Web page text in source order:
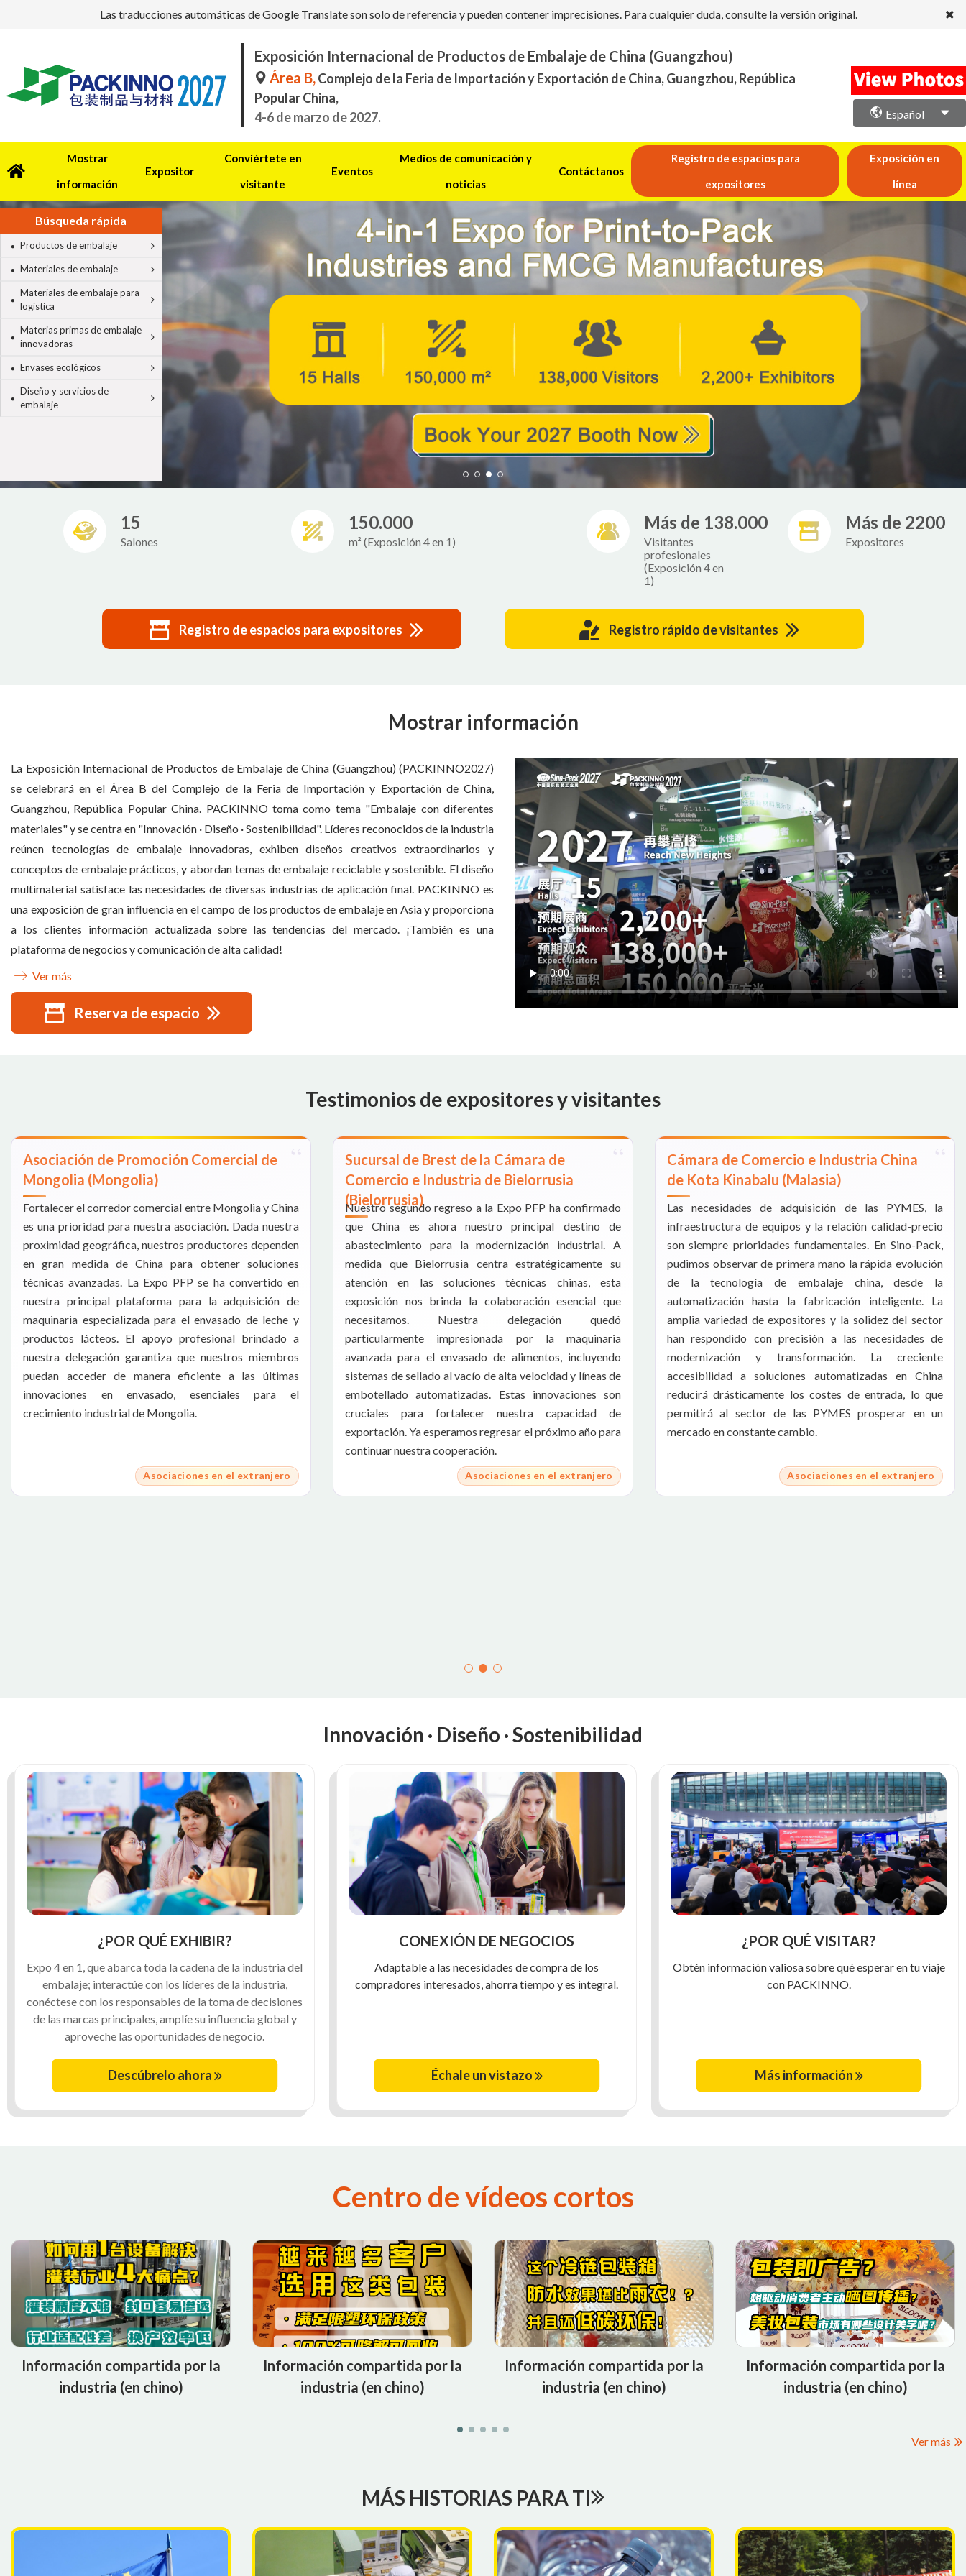
Las traducciones automáticas de Google Translate son solo de referencia y pueden contener imprecisiones. Para cualquier duda, consulte la versión original.
Exposición Internacional de Productos de Embalaje de China (Guangzhou)
Área B,Complejo de la Feria de Importación y Exportación de China, Guangzhou, República
Popular China,
4-6 de marzo de 2027.
Español
Mostrar
información
Expositor
Conviértete en
visitante
Eventos
Medios de comunicación y
noticias
Contáctanos
Registro de espacios para
expositores
Exposición en
línea
Búsqueda rápida
Productos de embalaje
Materiales de embalaje
Materiales de embalaje para
logística
Materias primas de embalaje
innovadoras
Envases ecológicos
Diseño y servicios de
embalaje
15
Salones
150.000
m² (Exposición 4 en 1)
Más de 138.000
Visitantes
profesionales
(Exposición 4 en
1)
Más de 2200
Expositores
Registro de espacios para expositores Registro rápido de visitantes
Mostrar información
La Exposición Internacional de Productos de Embalaje de China (Guangzhou) (PACKINNO2027)
se celebrará en el Área B del Complejo de la Feria de Importación y Exportación de China,
Guangzhou, República Popular China. PACKINNO toma como tema "Embalaje con diferentes
materiales" y se centra en "Innovación · Diseño · Sostenibilidad". Líderes reconocidos de la industria
reúnen tecnologías de embalaje innovadoras, exhiben diseños creativos extraordinarios y
conceptos de embalaje prácticos, y abordan temas de embalaje reciclable y sostenible. El diseño
multimaterial satisface las necesidades de diversas industrias de aplicación final. PACKINNO es
una exposición de gran influencia en el campo de los productos de embalaje en Asia y proporciona
a los clientes información actualizada sobre las tendencias del mercado. ¡También es una
plataforma de negocios y comunicación de alta calidad!
Ver más
Reserva de espacio
Testimonios de expositores y visitantes
Asociación de Promoción Comercial de
Mongolia (Mongolia)
Fortalecer el corredor comercial entre Mongolia y China
es una prioridad para nuestra asociación. Dada nuestra
proximidad geográfica, nuestros productores dependen
en gran medida de China para obtener soluciones
técnicas avanzadas. La Expo PFP se ha convertido en
nuestra principal plataforma para la adquisición de
maquinaria especializada para el envasado de leche y
productos lácteos. El apoyo profesional brindado a
nuestra delegación garantiza que nuestros miembros
puedan acceder de manera eficiente a las últimas
innovaciones en envasado, esenciales para el
crecimiento industrial de Mongolia.
Asociaciones en el extranjero
Sucursal de Brest de la Cámara de
Comercio e Industria de Bielorrusia
(Bielorrusia)
Nuestro segundo regreso a la Expo PFP ha confirmado
que China es ahora nuestro principal destino de
abastecimiento para la modernización industrial. A
medida que Bielorrusia centra estratégicamente su
atención en las soluciones técnicas chinas, esta
exposición nos brinda la colaboración esencial que
necesitamos. Nuestra delegación quedó
particularmente impresionada por la maquinaria
avanzada para el envasado de alimentos, incluyendo
sistemas de sellado al vacío de alta velocidad y líneas de
embotellado automatizadas. Estas innovaciones son
cruciales para fortalecer nuestra capacidad de
exportación. Ya esperamos regresar el próximo año para
continuar nuestra cooperación.
Asociaciones en el extranjero
Cámara de Comercio e Industria China
de Kota Kinabalu (Malasia)
Las necesidades de adquisición de las PYMES, la
infraestructura de equipos y la relación calidad-precio
son siempre prioridades fundamentales. En Sino-Pack,
pudimos observar de primera mano la rápida evolución
de la tecnología de embalaje china, desde la
automatización hasta la fabricación inteligente. La
amplia variedad de expositores y la solidez del sector
han respondido con precisión a las necesidades de
modernización y transformación. La creciente
accesibilidad a soluciones automatizadas en China
reducirá drásticamente los costes de entrada, lo que
permitirá al sector de las PYMES prosperar en un
mercado en constante cambio.
Asociaciones en el extranjero
Innovación · Diseño · Sostenibilidad
¿POR QUÉ EXHIBIR?
Expo 4 en 1, que abarca toda la cadena de la industria del
embalaje; interactúe con los líderes de la industria,
conéctese con los responsables de la toma de decisiones
de las marcas principales, amplíe su influencia global y
aproveche las oportunidades de negocio.
Descúbrelo ahora
CONEXIÓN DE NEGOCIOS
Adaptable a las necesidades de compra de los
compradores interesados, ahorra tiempo y es integral.
Échale un vistazo
¿POR QUÉ VISITAR?
Obtén información valiosa sobre qué esperar en tu viaje
con PACKINNO.
Más información
Centro de vídeos cortos
Información compartida por la
industria (en chino)
Información compartida por la
industria (en chino)
Información compartida por la
industria (en chino)
Información compartida por la
industria (en chino)
Ver más
MÁS HISTORIAS PARA TI